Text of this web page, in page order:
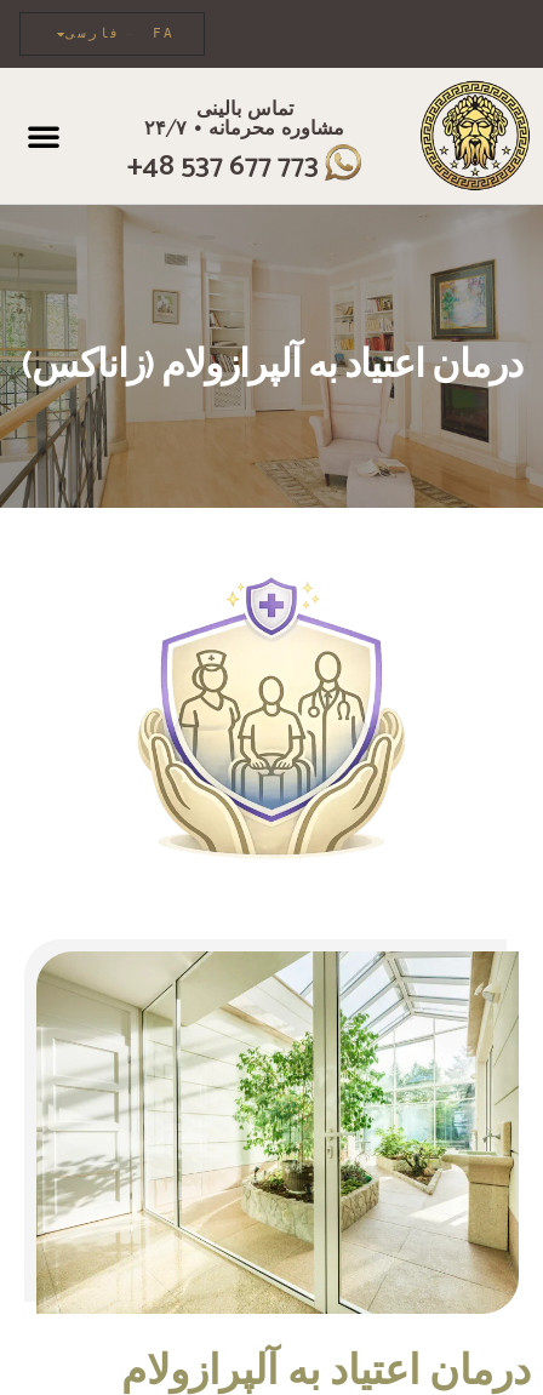
فارسی FA
تماس بالینی
مشاوره محرمانه • ۲۴/۷
+48 537 677 773
درمان اعتیاد به آلپرازولام (زاناکس)
درمان اعتیاد به آلپرازولام